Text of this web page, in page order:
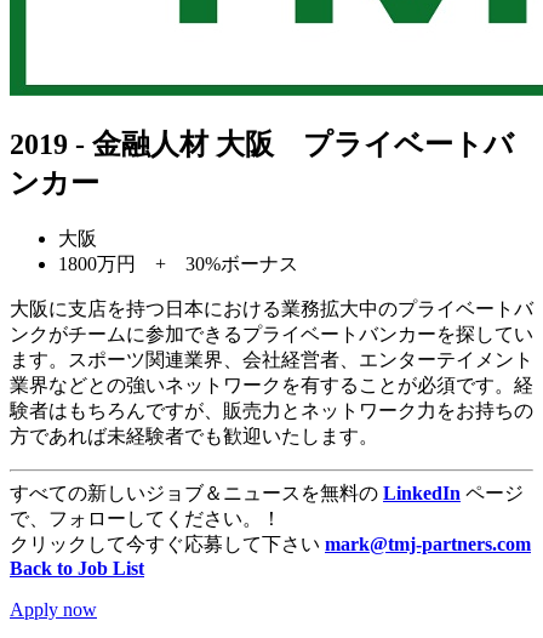
2019 - 金融人材 大阪 プライベートバ
ンカー
大阪
1800万円 + 30%ボーナス
大阪に支店を持つ日本における業務拡大中のプライベートバ
ンクがチームに参加できるプライベートバンカーを探してい
ます。スポーツ関連業界、会社経営者、エンターテイメント
業界などとの強いネットワークを有することが必須です。経
験者はもちろんですが、販売力とネットワーク力をお持ちの
方であれば未経験者でも歓迎いたします。
すべての新しいジョブ＆ニュースを無料の LinkedIn ページ
で、フォローしてください。！
クリックして今すぐ応募して下さい mark@tmj-partners.com
Back to Job List
Apply now